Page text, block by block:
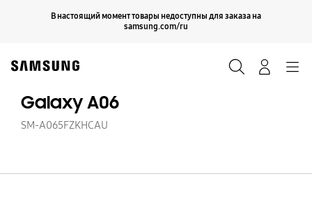
В настоящий момент товары недоступны для заказа на
samsung.com/ru
Продолжить
Galaxy A06
SM-A065FZKHCAU